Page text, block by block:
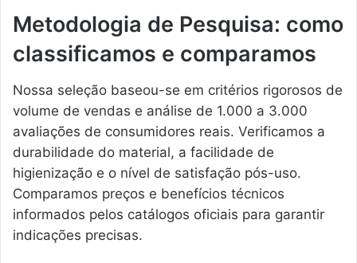
Metodologia de Pesquisa: como
classificamos e comparamos
Nossa seleção baseou-se em critérios rigorosos de
volume de vendas e análise de 1.000 a 3.000
avaliações de consumidores reais. Verificamos a
durabilidade do material, a facilidade de
higienização e o nível de satisfação pós-uso.
Comparamos preços e benefícios técnicos
informados pelos catálogos oficiais para garantir
indicações precisas.